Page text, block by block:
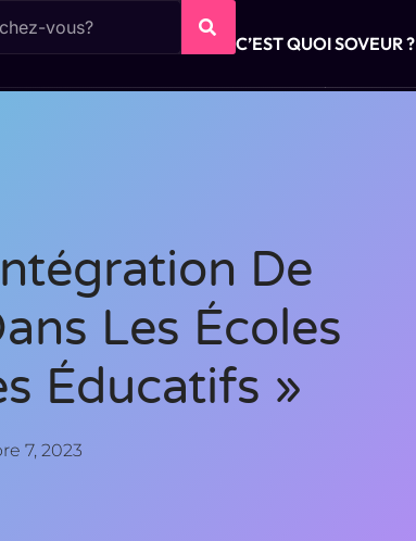
C’EST QUOI SOVEUR ?
De
Les Écoles
Éducatifs »
7, 2023